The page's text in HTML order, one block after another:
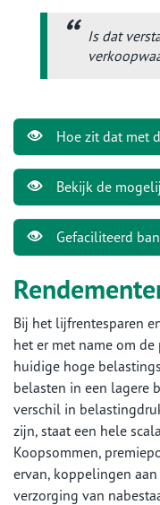
Is dat
Hoe zit dat met
Bekijk de
Gefaciliteerd
Bij het lijfrentesparen
het er met name om
huidige hoge
belasten in een lagere
verschil in
zijn, staat een hele
Koopsommen,
ervan, koppelingen
verzorging van